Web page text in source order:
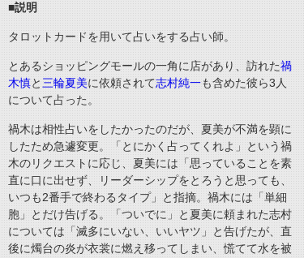
■説明
タロットカードを用いて占いをする占い師。
とあるショッピングモールの一角に店があり、訪れた禍
木慎と 三輪夏美に依頼されて志村純一も含めた彼ら3人
について占った。
禍木は相性占いをしたかったのだが、夏美が不満を顕に
したため急遽変更。「とにかく占ってくれよ」という禍
木のリクエストに応じ、夏美には「思っていることを素
直に口に出せず、リーダーシップをとろうと思っても、
いつも2番手で終わるタイプ」と指摘。禍木には「単細
胞」とだけ告げる。「ついでに」と夏美に頼まれた志村
については「滅多にいない、いいヤツ」と告げたが、直
後に燭台の炎が衣裳に燃え移ってしまい、慌てて水を被